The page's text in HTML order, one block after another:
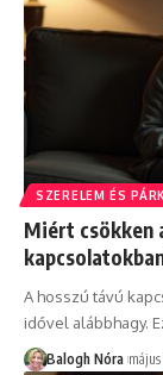
SZERELEM ÉS
Miért csökken
A hosszú távú
idővel alábbhagy.
Balogh Nóra